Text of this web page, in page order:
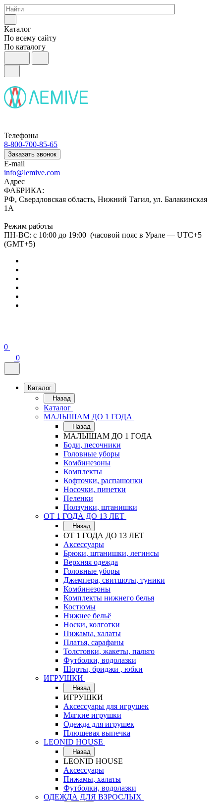
Каталог
По всему сайту
По каталогу
Телефоны
8-800-700-85-65
Заказать звонок
E-mail
info@lemive.com
Адрес
ФАБРИКА:
РФ, Свердловская область, Нижний Тагил, ул. Балакинская
1А
Режим работы
ПН-ВС: с 10:00 до 19:00 (часовой пояс в Урале — UTC+5
(GMT+5)
0
0
Каталог
Назад
Каталог
МАЛЫШАМ ДО 1 ГОДА
Назад
МАЛЫШАМ ДО 1 ГОДА
Боди, песочники
Головные уборы
Комбинезоны
Комплекты
Кофточки, распашонки
Носочки, пинетки
Пеленки
Ползунки, штанишки
ОТ 1 ГОДА ДО 13 ЛЕТ
Назад
ОТ 1 ГОДА ДО 13 ЛЕТ
Аксессуары
Брюки, штанишки, легинсы
Верхняя одежда
Головные уборы
Джемпера, свитшоты, туники
Комбинезоны
Комплекты нижнего белья
Костюмы
Нижнее бельё
Носки, колготки
Пижамы, халаты
Платья, сарафаны
Толстовки, жакеты, пальто
Футболки, водолазки
Шорты, бриджи , юбки
ИГРУШКИ
Назад
ИГРУШКИ
Аксессуары для игрушек
Мягкие игрушки
Одежда для игрушек
Плюшевая выпечка
LEONID HOUSE
Назад
LEONID HOUSE
Аксессуары
Пижамы, халаты
Футболки, водолазки
ОДЕЖДА ДЛЯ ВЗРОСЛЫХ